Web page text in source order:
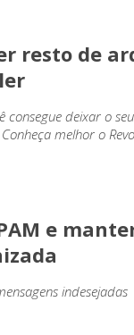
resto de
consegue deixar o
melhor o
e
indesejadas